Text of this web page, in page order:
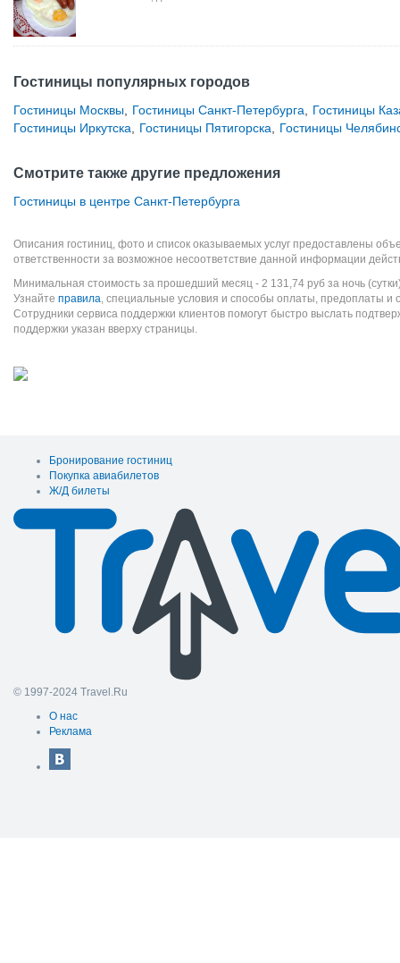
Гостиницы популярных городов
Гостиницы Москвы Гостиницы Санкт-Петербурга
Гостиницы
Гостиницы Иркутска
Гостиницы Пятигорска Гостиницы
Смотрите также другие предложения
Гостиницы в центре Санкт-Петербурга
Описания гостиниц, фото и список оказываемых услуг предоставлены
ответственности за возможное несоответствие данной информации
Минимальная стоимость за прошедший месяц - 2 131,74 руб за ночь
Узнайте правила, специальные условия и способы оплаты, предоплаты и
Сотрудники сервиса поддержки клиентов помогут быстро выслать
поддержки указан вверху страницы.
Бронирование гостиниц
Покупка авиабилетов
Ж/Д билеты
© 1997-2024 Travel.Ru
О нас
Реклама